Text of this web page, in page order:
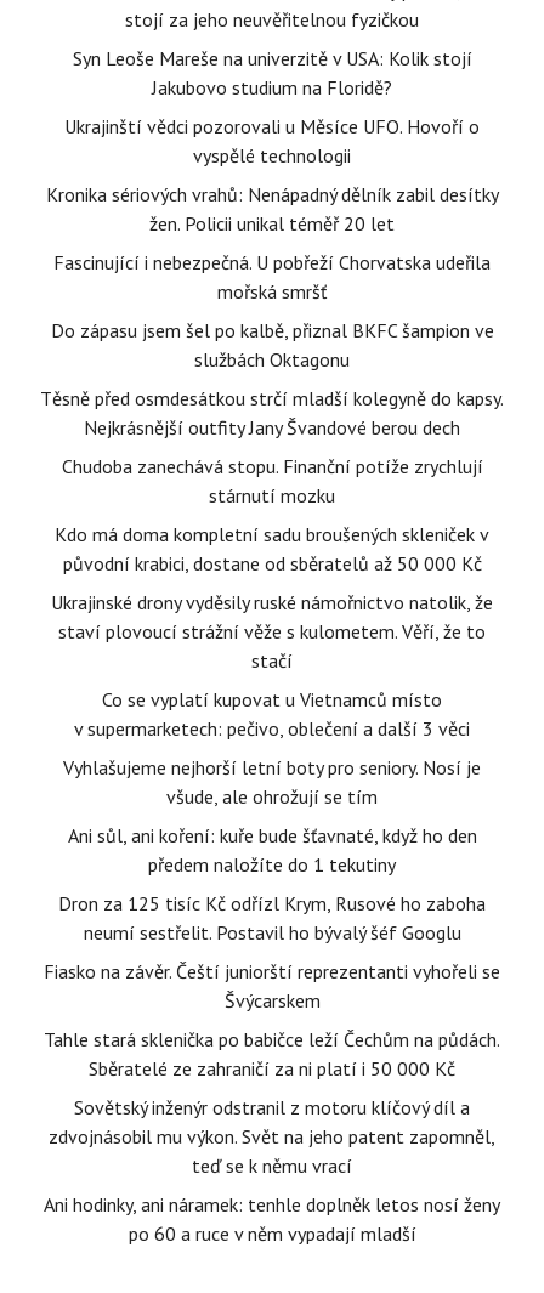
stojí za jeho neuvěřitelnou fyzičkou
Syn Leoše Mareše na univerzitě v USA: Kolik stojí
Jakubovo studium na Floridě?
Ukrajinští vědci pozorovali u Měsíce UFO. Hovoří o
vyspělé technologii
Kronika sériových vrahů: Nenápadný dělník zabil desítky
žen. Policii unikal téměř 20 let
Fascinující i nebezpečná. U pobřeží Chorvatska udeřila
mořská smršť
Do zápasu jsem šel po kalbě, přiznal BKFC šampion ve
službách Oktagonu
Těsně před osmdesátkou strčí mladší kolegyně do kapsy.
Nejkrásnější outfity Jany Švandové berou dech
Chudoba zanechává stopu. Finanční potíže zrychlují
stárnutí mozku
Kdo má doma kompletní sadu broušených skleniček v
původní krabici, dostane od sběratelů až 50 000 Kč
Ukrajinské drony vyděsily ruské námořnictvo natolik, že
staví plovoucí strážní věže s kulometem. Věří, že to
stačí
Co se vyplatí kupovat u Vietnamců místo
v supermarketech: pečivo, oblečení a další 3 věci
Vyhlašujeme nejhorší letní boty pro seniory. Nosí je
všude, ale ohrožují se tím
Ani sůl, ani koření: kuře bude šťavnaté, když ho den
předem naložíte do 1 tekutiny
Dron za 125 tisíc Kč odřízl Krym, Rusové ho zaboha
neumí sestřelit. Postavil ho bývalý šéf Googlu
Fiasko na závěr. Čeští juniorští reprezentanti vyhořeli se
Švýcarskem
Tahle stará sklenička po babičce leží Čechům na půdách.
Sběratelé ze zahraničí za ni platí i 50 000 Kč
Sovětský inženýr odstranil z motoru klíčový díl a
zdvojnásobil mu výkon. Svět na jeho patent zapomněl,
teď se k němu vrací
Ani hodinky, ani náramek: tenhle doplněk letos nosí ženy
po 60 a ruce v něm vypadají mladší